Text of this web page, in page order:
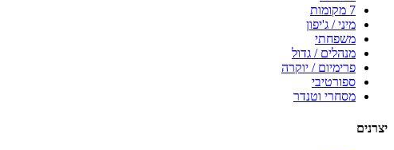
7 מקומות
מיני / ג'יפון
משפחתי
מנהלים / גדול
פרימיום / יוקרה
ספורטיבי
מסחרי וטנדר
יצרנים